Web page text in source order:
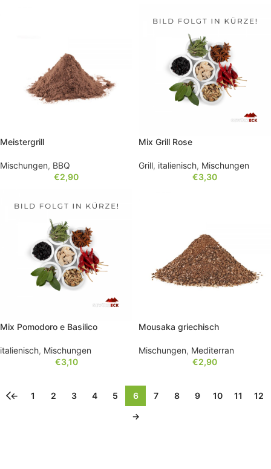
Meistergrill
Mischungen, BBQ
€2,90
Mix Grill Rose
Grill, italienisch, Mischungen
€3,30
Mix Pomodoro e Basilico
italienisch, Mischungen
€3,10
Mousaka griechisch
Mischungen, Mediterran
€2,90
← 1 2 3 4 5 6 7 8 9 10 11
12
→